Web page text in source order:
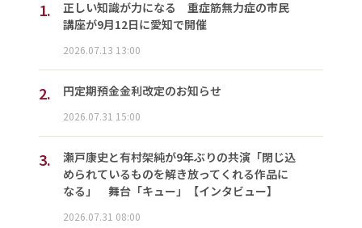
1.
正しい知識が力になる 重症筋無力症の市民
講座が9月12日に愛知で開催
2026.07.13 13:00
2. 円定期預金金利改定のお知らせ
2026.07.31 15:00
3.
瀬戸康史と有村架純が9年ぶりの共演「閉じ込
められているものを解き放ってくれる作品に
なる」 舞台「キュー」【インタビュー】
2026.07.31 08:00